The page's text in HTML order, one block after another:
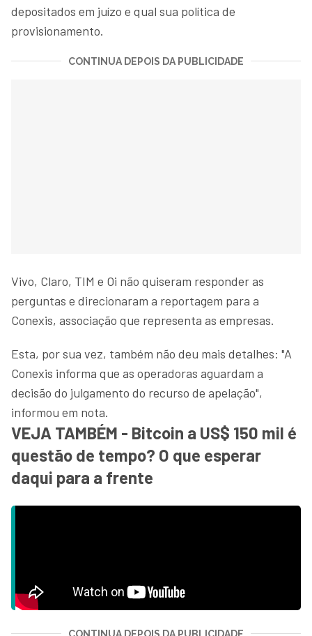
depositados em juízo e qual sua política de
provisionamento.
CONTINUA DEPOIS DA PUBLICIDADE
Vivo, Claro, TIM e Oi não quiseram responder as
perguntas e direcionaram a reportagem para a
Conexis, associação que representa as empresas.
Esta, por sua vez, também não deu mais detalhes: "A
Conexis informa que as operadoras aguardam a
decisão do julgamento do recurso de apelação",
informou em nota.
VEJA TAMBÉM - Bitcoin a US$ 150 mil é
questão de tempo? O que esperar
daqui para a frente